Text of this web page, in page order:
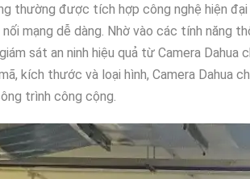
thường được tích hợp công nghệ hiện
mạng dễ dàng. Nhờ vào các tính năng
sát an ninh hiệu quả từ Camera Dahua
kích thước và loại hình, Camera Dahua
trình công cộng.